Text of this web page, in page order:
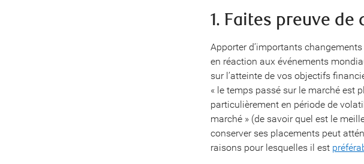
1. Faites preuve de
Apporter d’importants
en réaction aux événements
sur l’atteinte de vos objectifs
« le temps passé sur le marché est
particulièrement en période de
marché » (de savoir quel est le
conserver ses placements peut
raisons pour lesquelles il est